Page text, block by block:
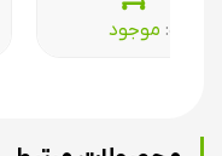
موجود